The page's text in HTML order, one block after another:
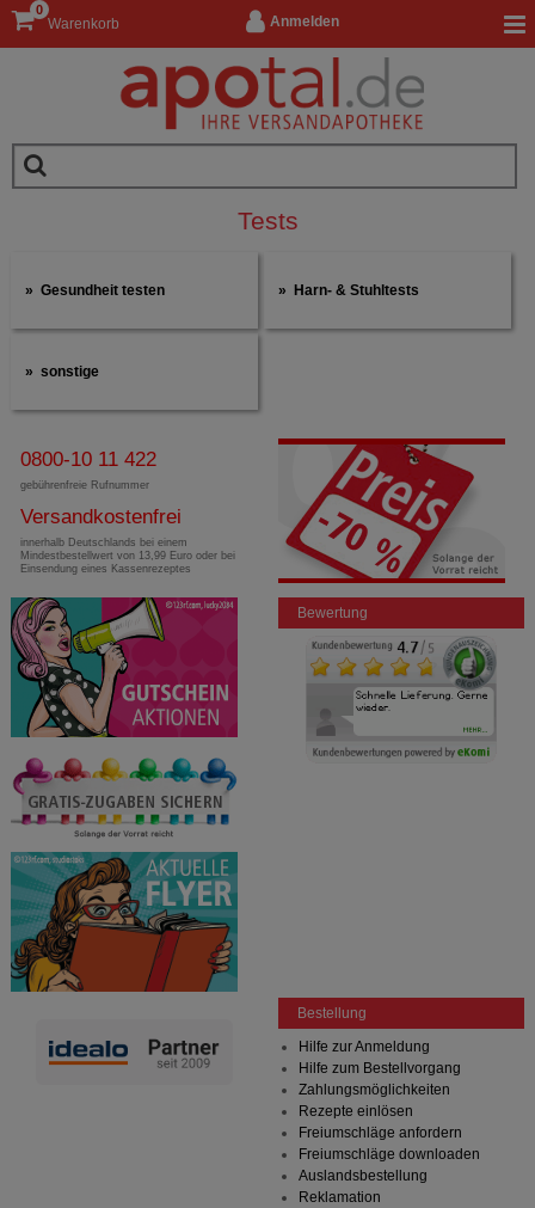
Anmelden
Warenkorb
0
Tests
Gesundheit testen Harn- & Stuhltests
sonstige
0800-10 11 422
gebührenfreie Rufnummer
Versandkostenfrei
innerhalb Deutschlands bei einem
Mindestbestellwert von 13,99 Euro oder bei
Einsendung eines Kassenrezeptes
Bewertung
Bestellung
Hilfe zur Anmeldung
Hilfe zum Bestellvorgang
Zahlungsmöglichkeiten
Rezepte einlösen
Freiumschläge anfordern
Freiumschläge downloaden
Auslandsbestellung
Reklamation